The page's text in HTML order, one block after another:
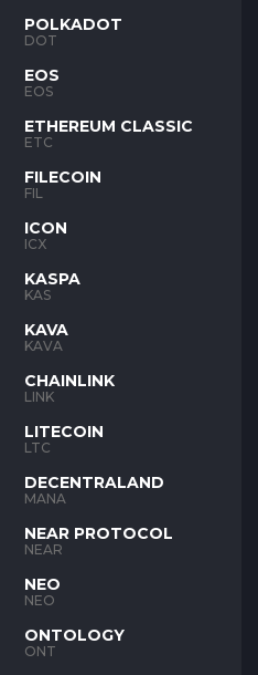
POLKADOT
DOT
EOS
EOS
ETHEREUM CLASSIC
ETC
FILECOIN
FIL
ICON
ICX
KASPA
KAS
KAVA
KAVA
CHAINLINK
LINK
LITECOIN
LTC
DECENTRALAND
MANA
NEAR PROTOCOL
NEAR
NEO
NEO
ONTOLOGY
ONT